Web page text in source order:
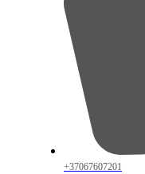
+37067607201